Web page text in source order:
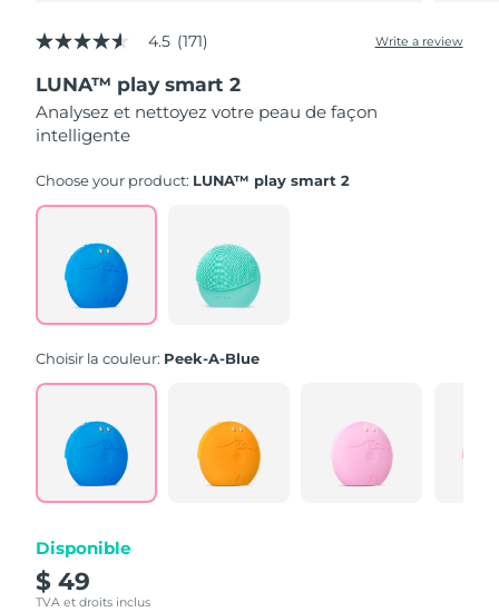
4.5
of
5
stars,
average
value.
Read
171
Same
page
link.
4.5 (171) Write a review
LUNA™ play smart 2
Analysez et nettoyez votre peau de façon
intelligente
Choose your product: LUNA™ play smart 2
Choisir la couleur: Peek-A-Blue
Disponible
$ 49
TVA et droits inclus